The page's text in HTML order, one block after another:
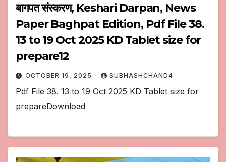
बागपत संस्करण, Keshari Darpan, News
Paper Baghpat Edition, Pdf File 38.
13 to 19 Oct 2025 KD Tablet size for
prepare12
OCTOBER 19, 2025 SUBHASHCHAND4
Pdf File 38. 13 to 19 Oct 2025 KD Tablet size for
prepareDownload